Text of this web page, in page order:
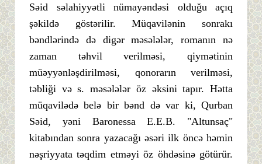
Səid səlahiyyətli nümayəndəsi olduğu açıq
şəkildə göstərilir. Müqavilənin sonrakı
bəndlərində də digər məsələlər, romanın nə
zaman təhvil verilməsi, qiymətinin
müəyyənləşdirilməsi, qonorarın verilməsi,
təbliği və s. məsələlər öz əksini tapır. Hətta
müqavilədə belə bir bənd də var ki, Qurban
Səid, yəni Baronessa E.E.B. "Altunsaç"
kitabından sonra yazacağı əsəri ilk öncə həmin
nəşriyyata təqdim etməyi öz öhdəsinə götürür.